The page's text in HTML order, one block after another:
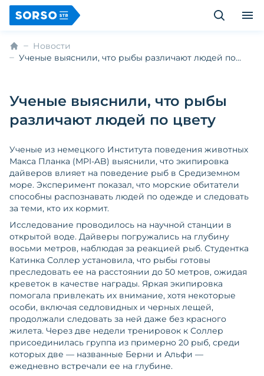
Новости
Ученые выяснили, что рыбы различают людей по
Ученые выяснили, что рыбы
различают людей по цвету
Ученые из немецкого Института поведения животных
Макса Планка (MPI-AB) выяснили, что экипировка
дайверов влияет на поведение рыб в Средиземном
море. Эксперимент показал, что морские обитатели
способны распознавать людей по одежде и следовать
за теми, кто их кормит.
Исследование проводилось на научной станции в
открытой воде. Дайверы погружались на глубину
восьми метров, наблюдая за реакцией рыб. Студентка
Катинка Соллер установила, что рыбы готовы
преследовать ее на расстоянии до 50 метров, ожидая
креветок в качестве награды. Яркая экипировка
помогала привлекать их внимание, хотя некоторые
особи, включая седловидных и черных лещей,
продолжали следовать за ней даже без красного
жилета. Через две недели тренировок к Соллер
присоединилась группа из примерно 20 рыб, среди
которых две — названные Берни и Альфи —
ежедневно встречали ее на глубине.